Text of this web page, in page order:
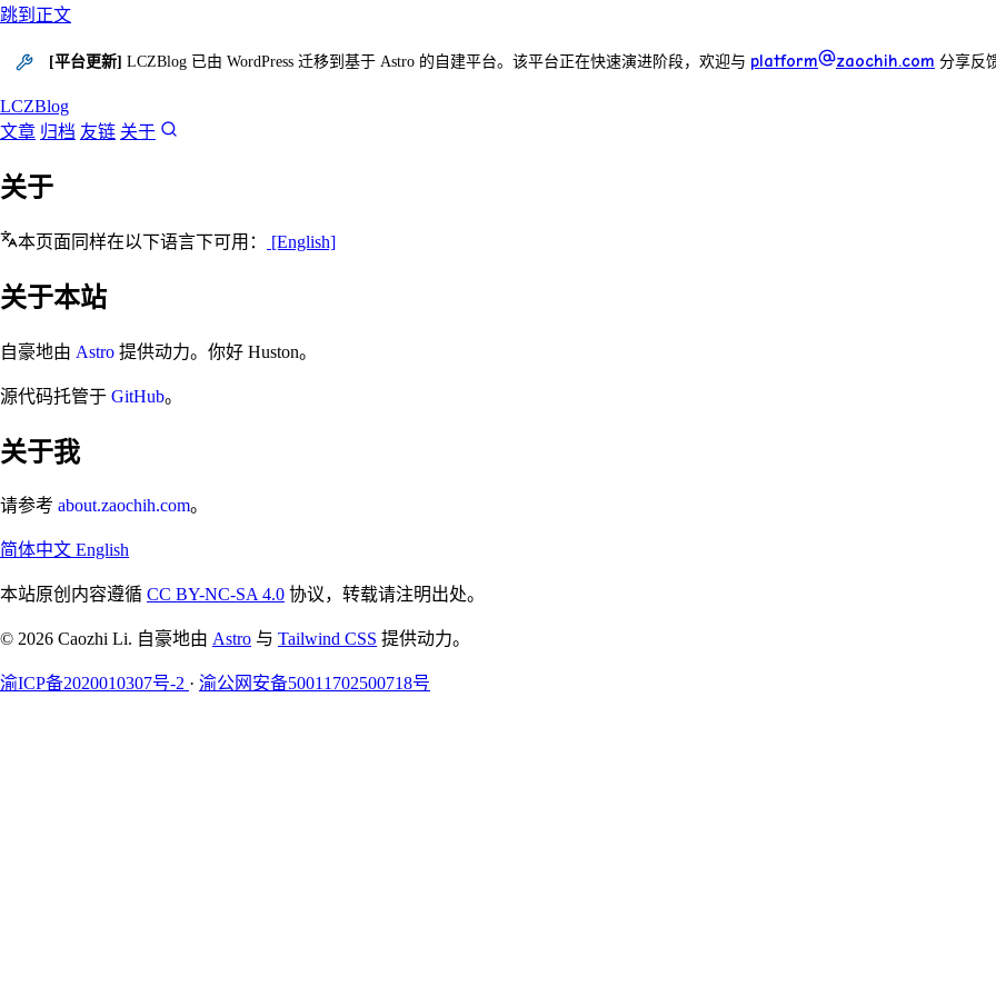
跳到正文
[平台更新] LCZBlog 已由 WordPress 迁移到基于 Astro 的自建平台。该平台正在快速演进阶段，欢迎与 platform zaochih.com 分享反
LCZBlog
文章 归档 友链 关于
关于
本页面同样在以下语言下可用： [English]
关于本站
自豪地由 Astro 提供动力。你好 Huston。
源代码托管于 GitHub。
关于我
请参考 about.zaochih.com。
简体中文 English
本站原创内容遵循 CC BY-NC-SA 4.0 协议，转载请注明出处。
© 2026 Caozhi Li. 自豪地由 Astro 与 Tailwind CSS 提供动力。
渝ICP备2020010307号-2 · 渝公网安备50011702500718号